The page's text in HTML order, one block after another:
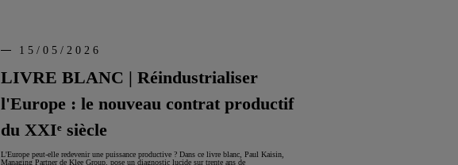
LIVRE BLANC | Réindustrialiser
l'Europe : le nouveau contrat productif
du XXIᵉ siècle
15/05/2026
L'Europe peut-elle redevenir une puissance productive ? Dans ce livre blanc, Paul Kaisin,
Managing Partner de Klee Group, pose un diagnostic lucide sur trente ans de